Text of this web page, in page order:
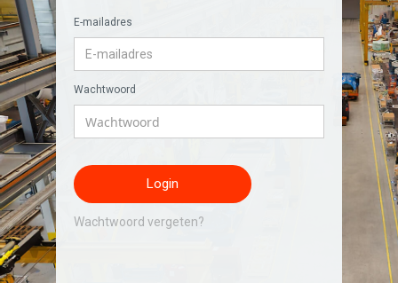
E-mailadres
Wachtwoord
Wachtwoord vergeten?